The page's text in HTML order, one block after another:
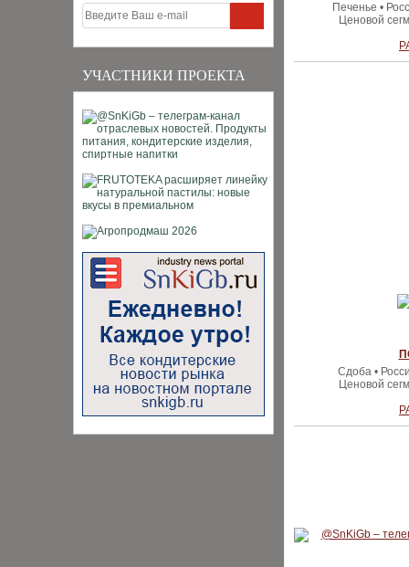
УЧАСТНИКИ ПРОЕКТА
Печенье •
Ценовой
Сдоба •
Ценовой